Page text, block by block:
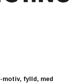
motiv, fylld, med